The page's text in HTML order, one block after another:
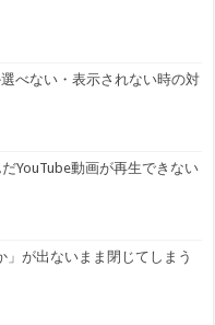
べない・表示されない時の対
YouTube動画が再生できない
が出ないまま閉じてしまう